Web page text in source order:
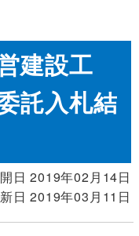
建設工
託入札結
日 2019年02月14日
日 2019年03月11日